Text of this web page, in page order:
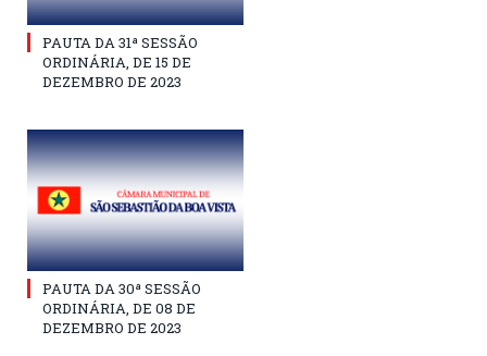
PAUTA DA 31ª SESSÃO
ORDINÁRIA, DE 15 DE
DEZEMBRO DE 2023
PAUTA DA 30ª SESSÃO
ORDINÁRIA, DE 08 DE
DEZEMBRO DE 2023